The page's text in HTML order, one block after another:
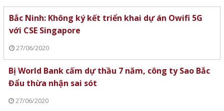
Bắc Ninh: Không ký kết triển khai dự án Owifi 5G
với CSE Singapore
27/06/2020
Bị World Bank cấm dự thầu 7 năm, công ty Sao Bắc
Đẩu thừa nhận sai sót
27/06/2020